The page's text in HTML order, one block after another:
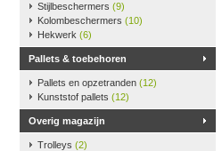
Stijlbeschermers (9)
Kolombeschermers (10)
Hekwerk (6)
Pallets & toebehoren
Pallets en opzetranden (12)
Kunststof pallets (12)
Overig magazijn
Trolleys (2)